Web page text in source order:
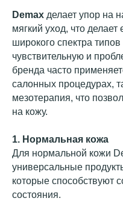
Demax делает упор на
мягкий уход, что
широкого спектра
чувствительную и
бренда часто
салонных процедурах,
мезотерапия, что
на кожу.
1. Нормальная кожа
Для нормальной кожи
универсальные
которые способствуют
состояния.